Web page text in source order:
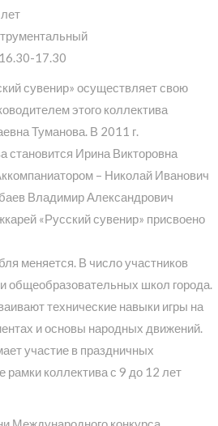
17.30
сувенир» осуществляет свою
этого коллектива
Туманова. В 2011 г.
становится Ирина Викторовна
– Николай Иванович
Владимир Александрович
«Русский сувенир» присвоено
меняется. В число участников
общеобразовательных школ города.
технические навыки игры на
и основы народных движений.
участие в праздничных
рамки коллектива с 9 до 12 лет